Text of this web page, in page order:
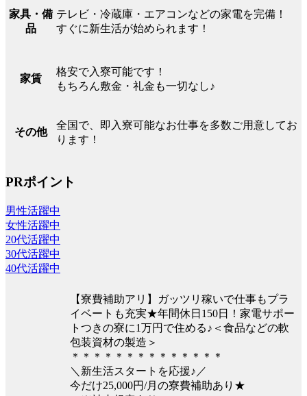
家具・備
品
テレビ・冷蔵庫・エアコンなどの家電を完備！
すぐに新生活が始められます！
家賃
格安で入寮可能です！
もちろん敷金・礼金も一切なし♪
その他
全国で、即入寮可能なお仕事を多数ご用意してお
ります！
PRポイント
男性活躍中
女性活躍中
20代活躍中
30代活躍中
40代活躍中
【寮費補助アリ】ガッツリ稼いで仕事もプラ
イベートも充実★年間休日150日！家電サポー
トつきの寮に1万円で住める♪＜食品などの軟
包装資材の製造＞
＊＊＊＊＊＊＊＊＊＊＊＊＊＊
＼新生活スタートを応援♪／
今だけ25,000円/月の寮費補助あり★